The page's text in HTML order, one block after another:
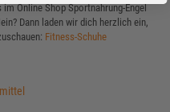
Online Shop Sportnahrung-Engel
Dann laden wir dich herzlich ein,
Fitness-Schuhe